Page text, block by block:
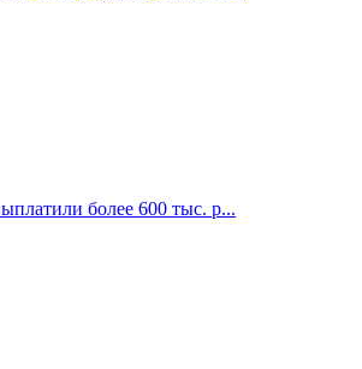
более 600 тыс. р...